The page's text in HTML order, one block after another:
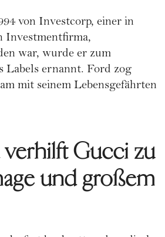
von Investcorp, einer in
Investmentfirma,
war, wurde er zum
Labels ernannt. Ford zog
mit seinem Lebensgefährten
Gucci zu
und großem